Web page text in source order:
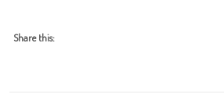
Share this: